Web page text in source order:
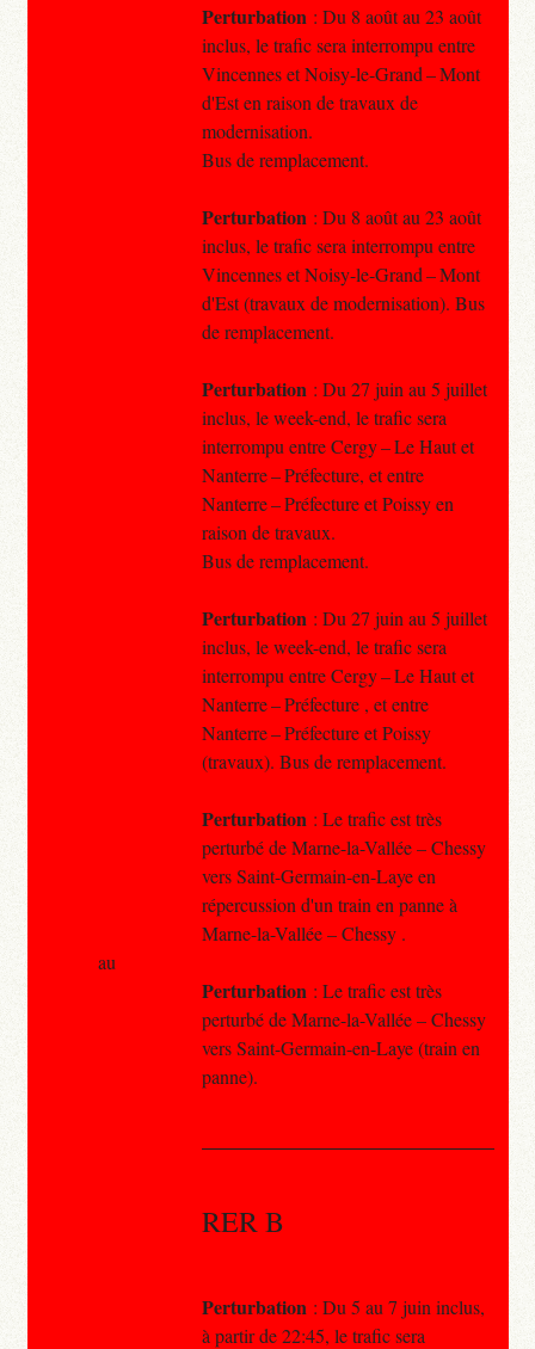
Perturbation : Du 8 août au 23 août
inclus, le trafic sera interrompu entre
Vincennes et Noisy-le-Grand – Mont
d'Est en raison de travaux de
modernisation.
Bus de remplacement.
Perturbation : Du 8 août au 23 août
inclus, le trafic sera interrompu entre
Vincennes et Noisy-le-Grand – Mont
d'Est (travaux de modernisation). Bus
de remplacement.
Perturbation : Du 27 juin au 5 juillet
inclus, le week-end, le trafic sera
interrompu entre Cergy – Le Haut et
Nanterre – Préfecture, et entre
Nanterre – Préfecture et Poissy en
raison de travaux.
Bus de remplacement.
Perturbation : Du 27 juin au 5 juillet
inclus, le week-end, le trafic sera
interrompu entre Cergy – Le Haut et
Nanterre – Préfecture , et entre
Nanterre – Préfecture et Poissy
(travaux). Bus de remplacement.
Perturbation : Le trafic est très
perturbé de Marne-la-Vallée – Chessy
vers Saint-Germain-en-Laye en
répercussion d'un train en panne à
Marne-la-Vallée – Chessy .
Perturbation : Le trafic est très
perturbé de Marne-la-Vallée – Chessy
vers Saint-Germain-en-Laye (train en
panne).
RER B
Perturbation : Du 5 au 7 juin inclus,
à partir de 22:45, le trafic sera
au